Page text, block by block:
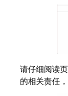
请仔细阅读
的相关责任